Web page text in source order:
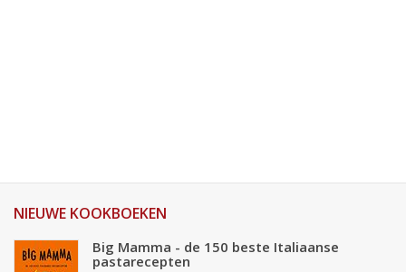
NIEUWE KOOKBOEKEN
Big Mamma - de 150 beste Italiaanse
pastarecepten